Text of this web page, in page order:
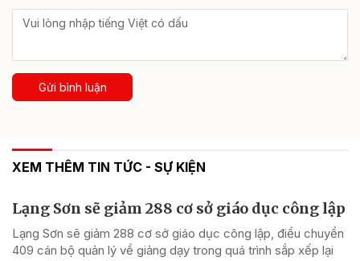
Gửi bình luận
XEM THÊM TIN TỨC - SỰ KIỆN
Lạng Sơn sẽ giảm 288 cơ sở giáo dục công lập
Lạng Sơn sẽ giảm 288 cơ sở giáo dục công lập, điều chuyển
409 cán bộ quản lý về giảng dạy trong quá trình sắp xếp lại